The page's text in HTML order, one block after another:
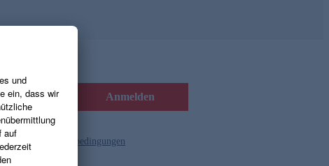
Anmelden
und die Gutscheinbedingungen